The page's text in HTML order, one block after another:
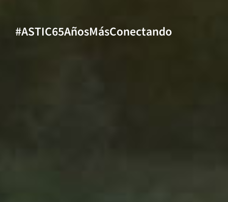
#ASTIC65AñosMásConectando